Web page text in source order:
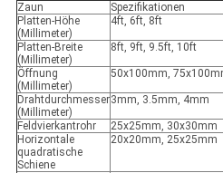
Zaun
Spezifikationen
Platten-Höhe
(Millimeter)
4ft, 6ft, 8ft
Platten-Breite
(Millimeter)
8ft, 9ft, 9.5ft, 10ft
Öffnung
(Millimeter)
50x100mm,
Drahtdurchmesser
(Millimeter)
3mm, 3.5mm, 4mm
Feldvierkantrohr
25x25mm, 30x30mm
Horizontale
quadratische
Schiene
20x20mm, 25x25mm